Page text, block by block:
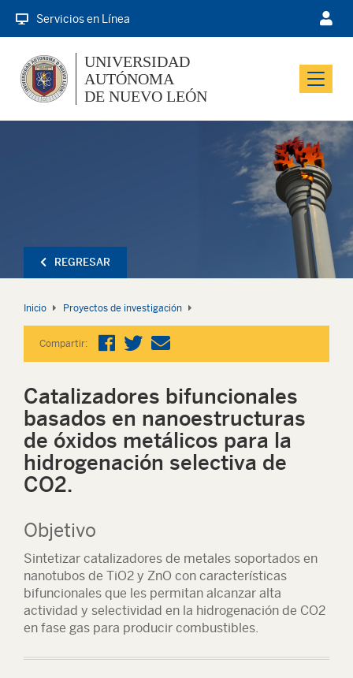
Servicios en Línea
Menu
UNIVERSIDAD
AUTÓNOMA
DE NUEVO LEÓN
REGRESAR
Inicio Proyectos de investigación
Compartir:
Catalizadores bifuncionales
basados en nanoestructuras
de óxidos metálicos para la
hidrogenación selectiva de
CO2.
Objetivo
Sintetizar catalizadores de metales soportados en
nanotubos de TiO2 y ZnO con características
bifuncionales que les permitan alcanzar alta
actividad y selectividad en la hidrogenación de CO2
en fase gas para producir combustibles.